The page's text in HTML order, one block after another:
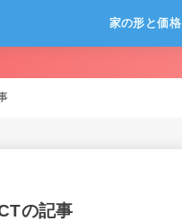
家の形と価格
の記事